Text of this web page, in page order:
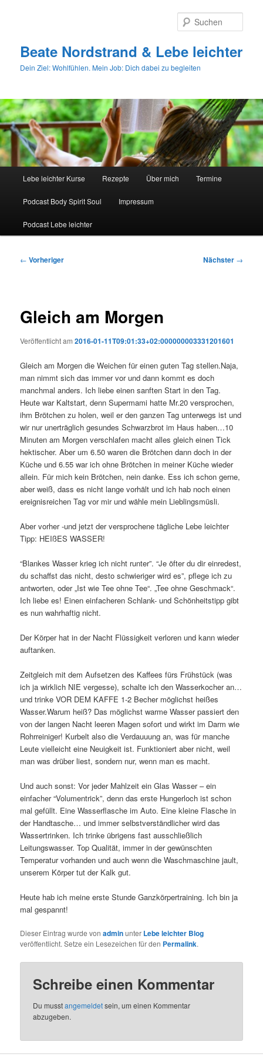
Beate Nordstrand & Lebe leichter
Dein Ziel: Wohlfühlen. Mein Job: Dich dabei zu begleiten
Lebe leichter Kurse Rezepte Über mich Termine
Podcast Body Spirit Soul Impressum
Podcast Lebe leichter
Beitragsnavigation
← Vorheriger Nächster →
Gleich am Morgen
Veröffentlicht am2016-01-11T09:01:33+02:000000003331201601
Gleich am Morgen die Weichen für einen guten Tag stellen.Naja,
man nimmt sich das immer vor und dann kommt es doch
manchmal anders. Ich liebe einen sanften Start in den Tag.
Heute war Kaltstart, denn Supermami hatte Mr.20 versprochen,
ihm Brötchen zu holen, weil er den ganzen Tag unterwegs ist und
wir nur unerträglich gesundes Schwarzbrot im Haus haben…10
Minuten am Morgen verschlafen macht alles gleich einen Tick
hektischer. Aber um 6.50 waren die Brötchen dann doch in der
Küche und 6.55 war ich ohne Brötchen in meiner Küche wieder
allein. Für mich kein Brötchen, nein danke. Ess ich schon gerne,
aber weiß, dass es nicht lange vorhält und ich hab noch einen
ereignisreichen Tag vor mir und wähle mein Lieblingsmüsli.
Aber vorher -und jetzt der versprochene tägliche Lebe leichter
Tipp: HEIßES WASSER!
“Blankes Wasser krieg ich nicht runter”. “Je öfter du dir einredest,
du schaffst das nicht, desto schwieriger wird es”, pflege ich zu
antworten, oder „Ist wie Tee ohne Tee“. „Tee ohne Geschmack“.
Ich liebe es! Einen einfacheren Schlank- und Schönheitstipp gibt
es nun wahrhaftig nicht.
Der Körper hat in der Nacht Flüssigkeit verloren und kann wieder
auftanken.
Zeitgleich mit dem Aufsetzen des Kaffees fürs Frühstück (was
ich ja wirklich NIE vergesse), schalte ich den Wasserkocher an…
und trinke VOR DEM KAFFE 1-2 Becher möglichst heißes
Wasser.Warum heiß? Das möglichst warme Wasser passiert den
von der langen Nacht leeren Magen sofort und wirkt im Darm wie
Rohrreiniger! Kurbelt also die Verdauuung an, was für manche
Leute vielleicht eine Neuigkeit ist. Funktioniert aber nicht, weil
man was drüber liest, sondern nur, wenn man es macht.
Und auch sonst: Vor jeder Mahlzeit ein Glas Wasser – ein
einfacher “Volumentrick”, denn das erste Hungerloch ist schon
mal gefüllt. Eine Wasserflasche im Auto. Eine kleine Flasche in
der Handtasche… und immer selbstverständlicher wird das
Wassertrinken. Ich trinke übrigens fast ausschließlich
Leitungswasser. Top Qualität, immer in der gewünschten
Temperatur vorhanden und auch wenn die Waschmaschine jault,
unserem Körper tut der Kalk gut.
Heute hab ich meine erste Stunde Ganzkörpertraining. Ich bin ja
mal gespannt!
Dieser Eintrag wurde vonadminunter Lebe leichter Blog
veröffentlicht. Setze ein Lesezeichen für den Permalink.
Schreibe einen Kommentar
Du musstangemeldetsein, um einen Kommentar
abzugeben.